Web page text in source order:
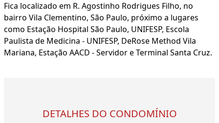
Fica localizado em R. Agostinho Rodrigues Filho, no
bairro Vila Clementino, São Paulo, próximo a lugares
como Estação Hospital São Paulo, UNIFESP, Escola
Paulista de Medicina - UNIFESP, DeRose Method Vila
Mariana, Estação AACD - Servidor e Terminal Santa Cruz.
DETALHES DO CONDOMÍNIO